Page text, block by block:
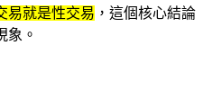
易就是性交易 ，這個核心結論
象。